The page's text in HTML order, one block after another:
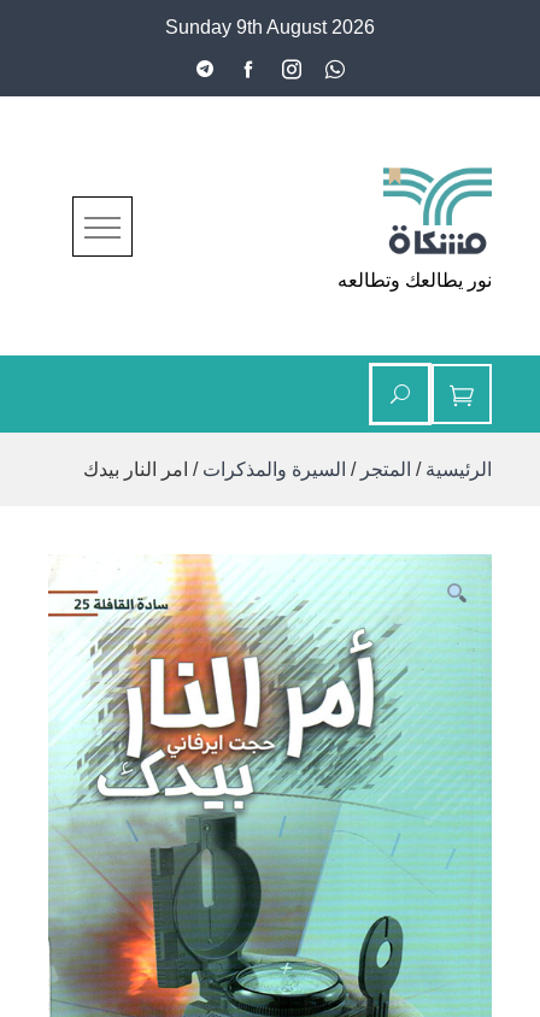
Sunday 9th August 2026
مشكاة
نور يطالعك وتطالعه
الرئيسية / المتجر / السيرة والمذكرات / امر النار بيدك